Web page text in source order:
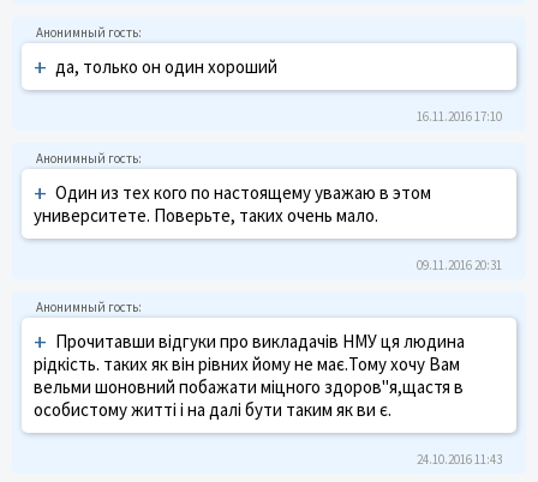
+ да, только он один хороший
16.11.2016 17:10
+ Один из тех кого по настоящему уважаю в этом
университете. Поверьте, таких очень мало.
09.11.2016 20:31
+ Прочитавши відгуки про викладачів НМУ ця людина
рідкість. таких як він рівних йому не має.Тому хочу Вам
вельми шоновний побажати міцного здоров"я,щастя в
особистому житті і на далі бути таким як ви є.
24.10.2016 11:43